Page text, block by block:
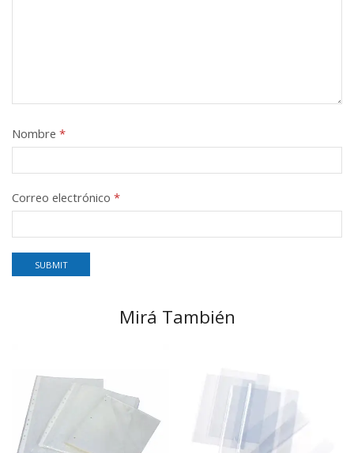
Nombre *
Correo electrónico *
Mirá También